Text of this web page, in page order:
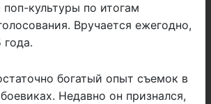
культуры по итогам
Вручается ежегодно,
года.
богатый опыт съемок в
Недавно он признался,